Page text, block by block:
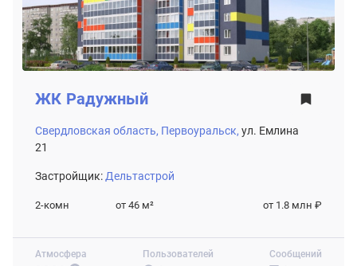
Атмосфера
Пользователей
Сообщений
ЖК Радужный
Свердловская область, Первоуральск, ул. Емлина
21
Застройщик:Дельтастрой
2-комн от 46 м² от 1.8 млн ₽